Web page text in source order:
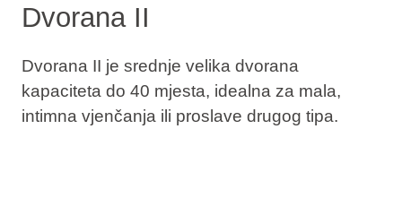
Dvorana II
Dvorana II je srednje velika dvorana
kapaciteta do 40 mjesta, idealna za mala,
intimna vjenčanja ili proslave drugog tipa.